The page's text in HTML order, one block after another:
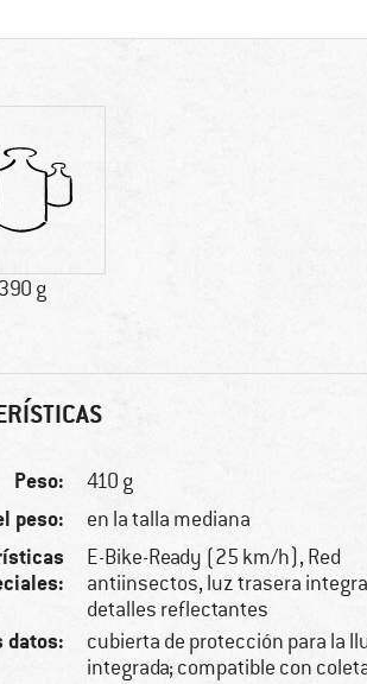
390 g
Peso: 410 g
peso: en la talla mediana
E-Bike-Ready (25 km/h), Red
antiinsectos, luz trasera
detalles reflectantes
datos:
cubierta de protección para la
integrada; compatible con